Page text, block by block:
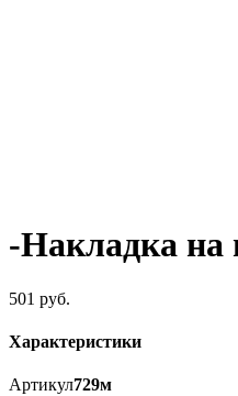
-Накладка
501 руб.
Характеристики
Артикул729м